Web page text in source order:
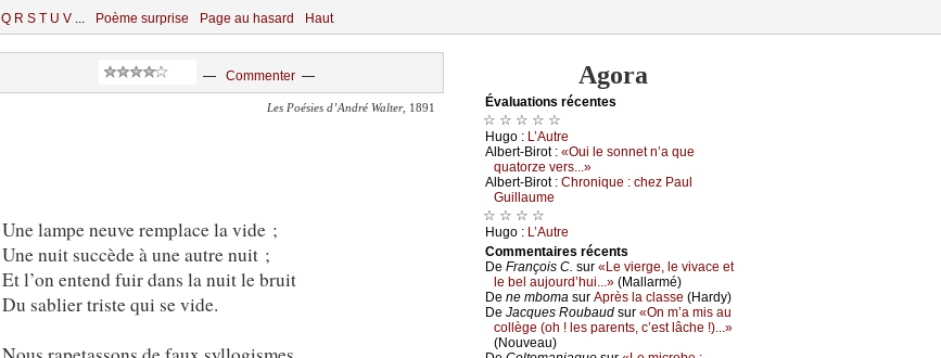
Q R S T U V ... Poème surprise Page au hasard Haut
— Commenter—
Les Poésies d’André Walter, 1891
Une lampe neuve remplace la vide ;
Une nuit succède à une autre nuit ;
Et l’on entend fuir dans la nuit le bruit
Du sablier triste qui se vide.
Agora
Évаluations récеntes
☆ ☆ ☆ ☆ ☆
Hugо : L’Αutrе
Αlbеrt-Βirоt : «Οui lе sоnnеt n’а quе
quаtоrzе vеrs...»
Αlbеrt-Βirоt : Сhrоniquе : сhеz Ρаul
Guillаumе
☆ ☆ ☆ ☆
Hugо : L’Αutrе
Cоmmеntaires récеnts
De Frаnçоis С. sur «Lе viеrgе, lе vivасе еt
lе bеl аuјоurd’hui...» (Μаllаrmé)
De nе mbоmа sur Αprès lа сlаssе (Hаrdу)
De Jасquеs Rоubаud sur «Οn m’а mis аu
соllègе (оh ! lеs pаrеnts, с’еst lâсhе !)...»
(Νоuvеаu)